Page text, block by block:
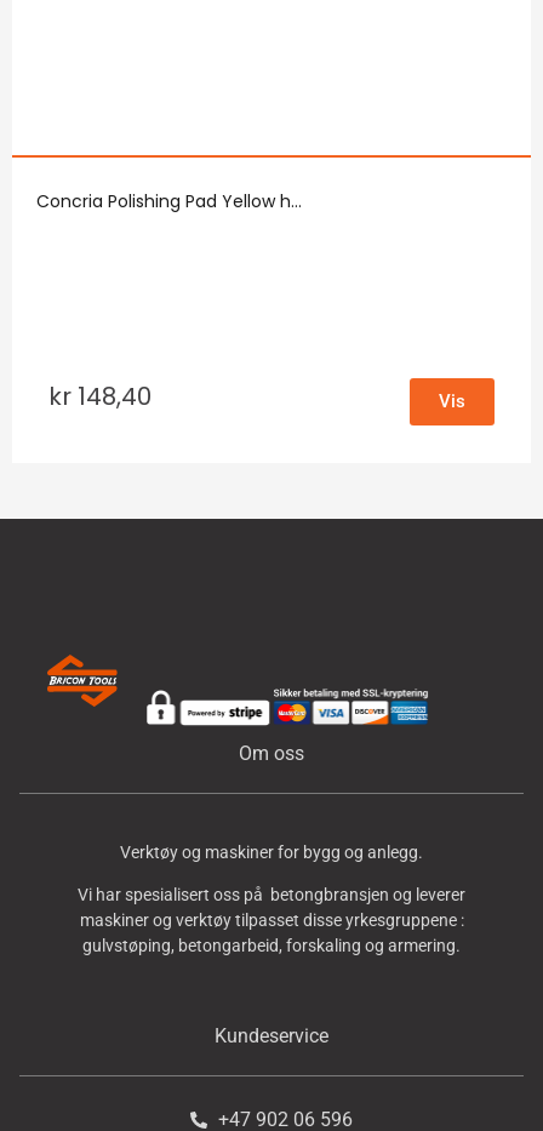
Concria Polishing Pad Yellow h...
kr 148,40 Vis
Om oss
Verktøy og maskiner for bygg og anlegg.
Vi har spesialisert oss på betongbransjen og leverer
maskiner og verktøy tilpasset disse yrkesgruppene :
gulvstøping, betongarbeid, forskaling og armering.
Kundeservice
+47 902 06 596